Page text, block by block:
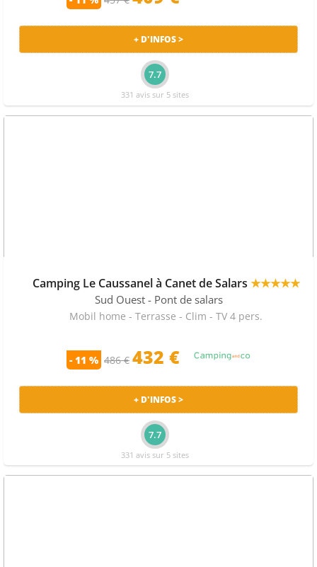
+ D'INFOS >
7.7
331 avis sur 5 sites
Camping Le Caussanel à Canet de Salars ★★★★★
Sud Ouest - Pont de salars
Mobil home - Terrasse - Clim - TV 4 pers.
- 11 % 486 € 432 €
+ D'INFOS >
7.7
331 avis sur 5 sites